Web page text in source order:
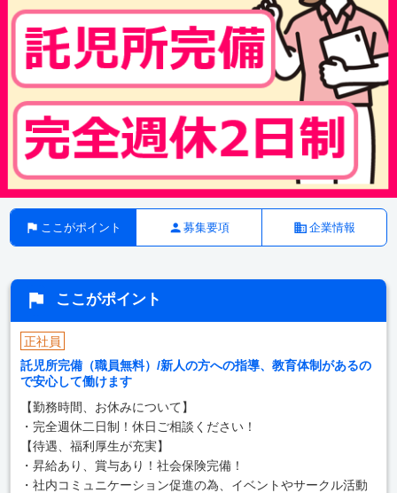
ここがポイント 募集要項 企業情報
ここがポイント
正社員
託児所完備（職員無料）/新人の方への指導、教育体制があるの
で安心して働けます
【勤務時間、お休みについて】
・完全週休二日制！休日ご相談ください！
【待遇、福利厚生が充実】
・昇給あり、賞与あり！社会保険完備！
・社内コミュニケーション促進の為、イベントやサークル活動